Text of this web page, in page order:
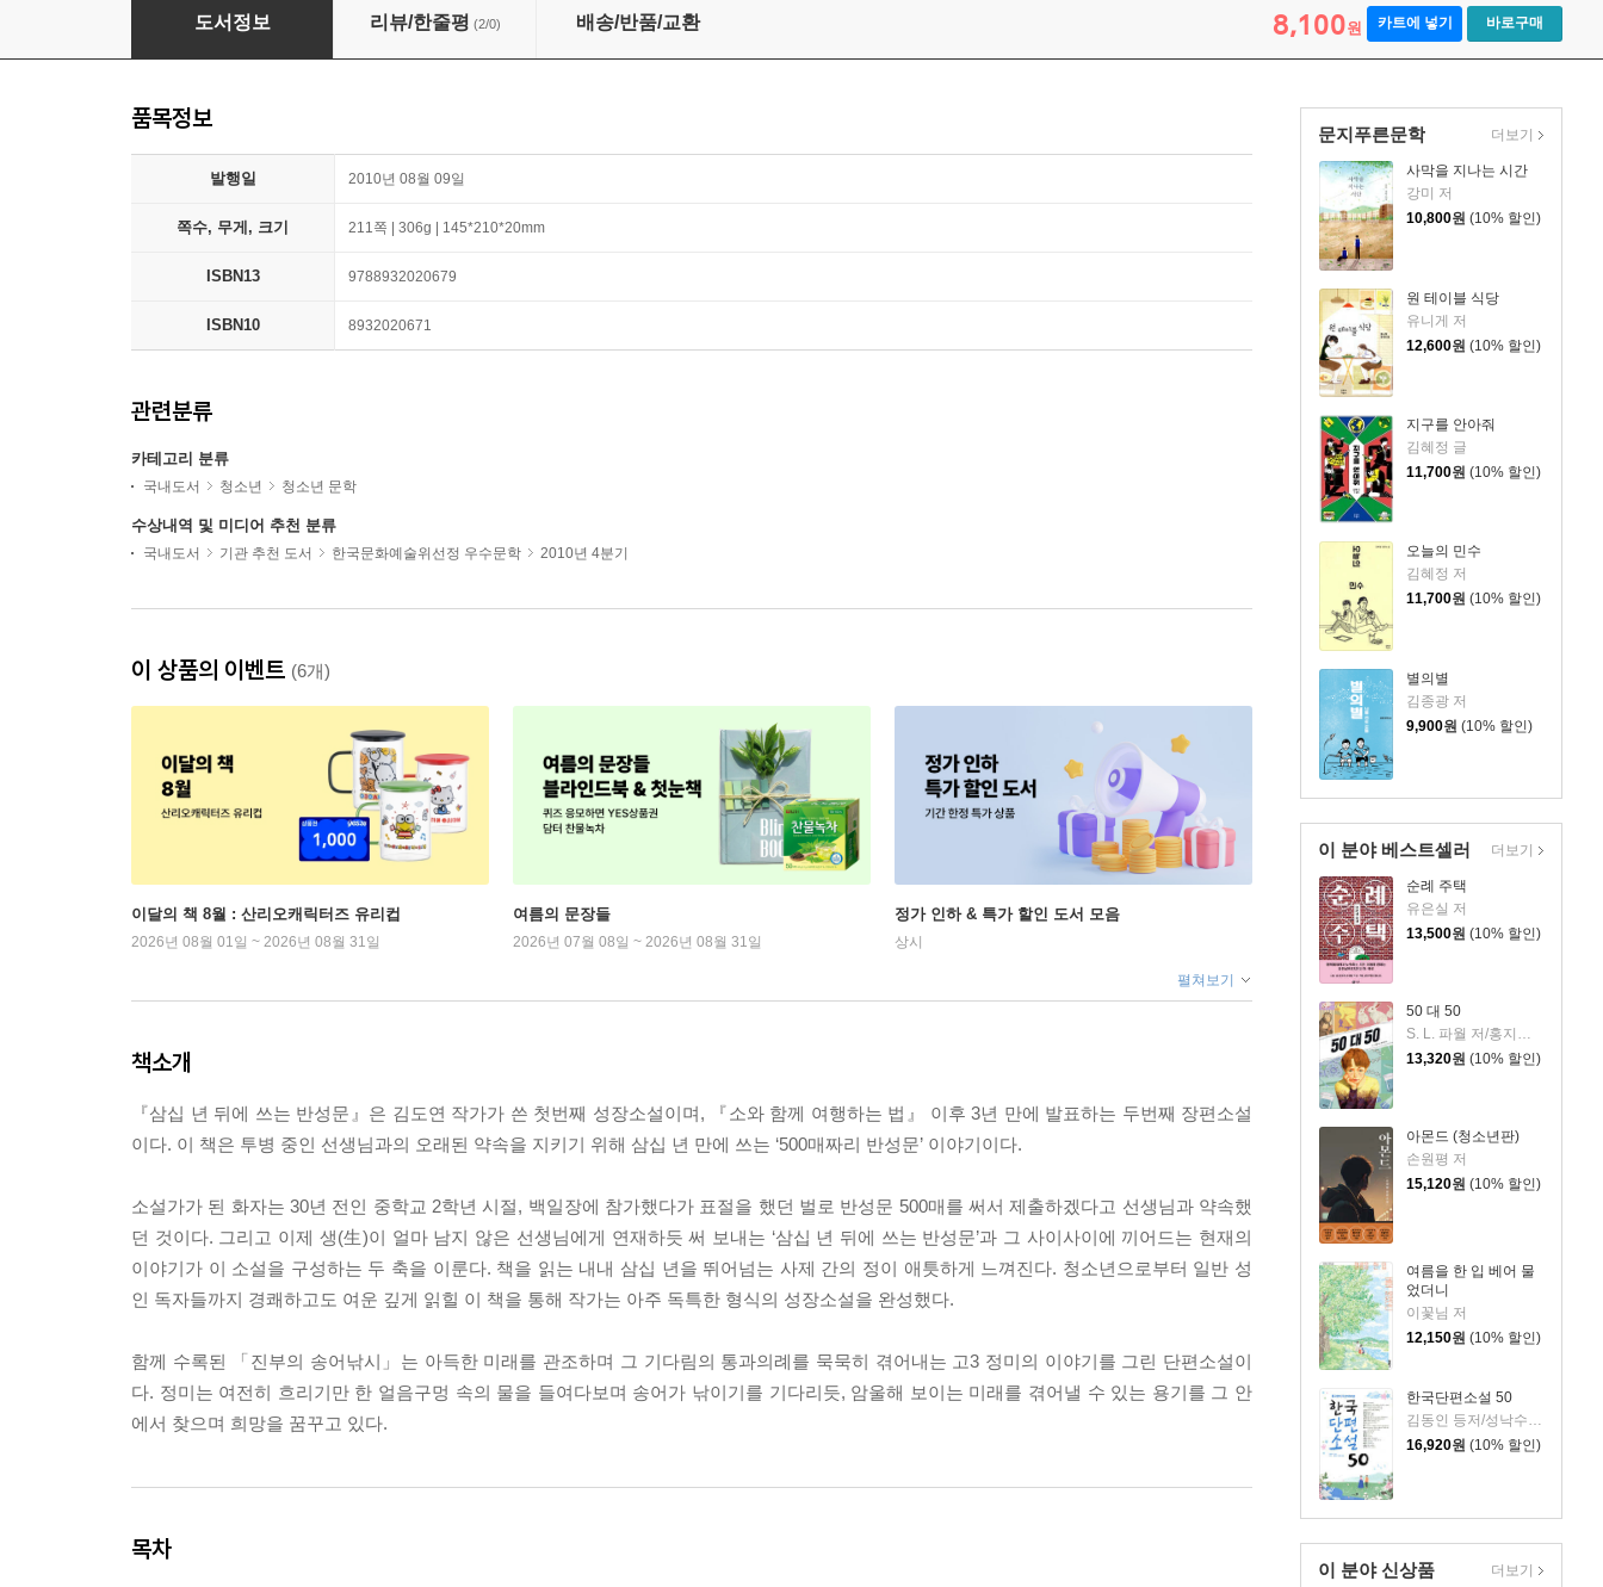
삼십 년 뒤에 쓰는 반성문
도서정보 리뷰/한줄평 (2/0) 배송/반품/교환 8,100원 카트에 넣기 바로구매
문지푸른문학
사막을 지나는 시간
강미 저
10,800원 (10% 할인)
원 테이블 식당
유니게 저
12,600원 (10% 할인)
지구를 안아줘
김혜정 글
11,700원 (10% 할인)
오늘의 민수
김혜정 저
11,700원 (10% 할인)
별의별
김종광 저
9,900원 (10% 할인)
더보기
이 분야 베스트셀러
순례 주택
유은실 저
13,500원 (10% 할인)
50 대 50
S. L. 파월 저/홍지연 역
13,320원 (10% 할인)
아몬드 (청소년판)
손원평 저
15,120원 (10% 할인)
여름을 한 입 베어 물
었더니
이꽃님 저
12,150원 (10% 할인)
한국단편소설 50
김동인 등저/성낙수,박찬영,김형주 공편
16,920원 (10% 할인)
더보기
이 분야 신상품 더보기
품목정보
발행일 2010년 08월 09일
쪽수, 무게, 크기 211쪽 | 306g | 145*210*20mm
ISBN13 9788932020679
ISBN10 8932020671
관련분류
카테고리 분류
국내도서 청소년 청소년 문학
수상내역 및 미디어 추천 분류
국내도서 기관 추천 도서 한국문화예술위선정 우수문학 2010년 4분기
이 상품의 이벤트 (6개)
이달의 책 8월 : 산리오캐릭터즈 유리컵
2026년 08월 01일 ~ 2026년 08월 31일
여름의 문장들
2026년 07월 08일 ~ 2026년 08월 31일
정가 인하 & 특가 할인 도서 모음
상시
펼쳐보기
책소개
『삼십 년 뒤에 쓰는 반성문』은 김도연 작가가 쓴 첫번째 성장소설이며, 『소와 함께 여행하는 법』 이후 3년 만에 발표하는 두번째 장편소설
이다. 이 책은 투병 중인 선생님과의 오래된 약속을 지키기 위해 삼십 년 만에 쓰는 ‘500매짜리 반성문’ 이야기이다.
소설가가 된 화자는 30년 전인 중학교 2학년 시절, 백일장에 참가했다가 표절을 했던 벌로 반성문 500매를 써서 제출하겠다고 선생님과 약속했
던 것이다. 그리고 이제 생(生)이 얼마 남지 않은 선생님에게 연재하듯 써 보내는 ‘삼십 년 뒤에 쓰는 반성문’과 그 사이사이에 끼어드는 현재의
이야기가 이 소설을 구성하는 두 축을 이룬다. 책을 읽는 내내 삼십 년을 뛰어넘는 사제 간의 정이 애틋하게 느껴진다. 청소년으로부터 일반 성
인 독자들까지 경쾌하고도 여운 깊게 읽힐 이 책을 통해 작가는 아주 독특한 형식의 성장소설을 완성했다.
함께 수록된 「진부의 송어낚시」는 아득한 미래를 관조하며 그 기다림의 통과의례를 묵묵히 겪어내는 고3 정미의 이야기를 그린 단편소설이
다. 정미는 여전히 흐리기만 한 얼음구멍 속의 물을 들여다보며 송어가 낚이기를 기다리듯, 암울해 보이는 미래를 겪어낼 수 있는 용기를 그 안
에서 찾으며 희망을 꿈꾸고 있다.
목차